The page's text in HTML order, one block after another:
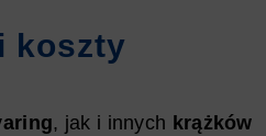
koszty
, jak i innych krążków